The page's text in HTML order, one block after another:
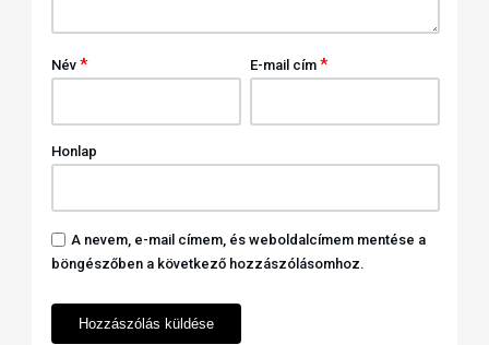
Név * E-mail cím*
Honlap
A nevem, e-mail címem, és weboldalcímem mentése a
böngészőben a következő hozzászólásomhoz.